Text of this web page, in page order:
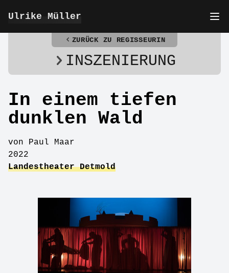
Ulrike Müller
ZURÜCK ZU REGISSEURIN
INSZENIERUNG
In einem tiefen
dunklen Wald
von Paul Maar
2022
Landestheater Detmold